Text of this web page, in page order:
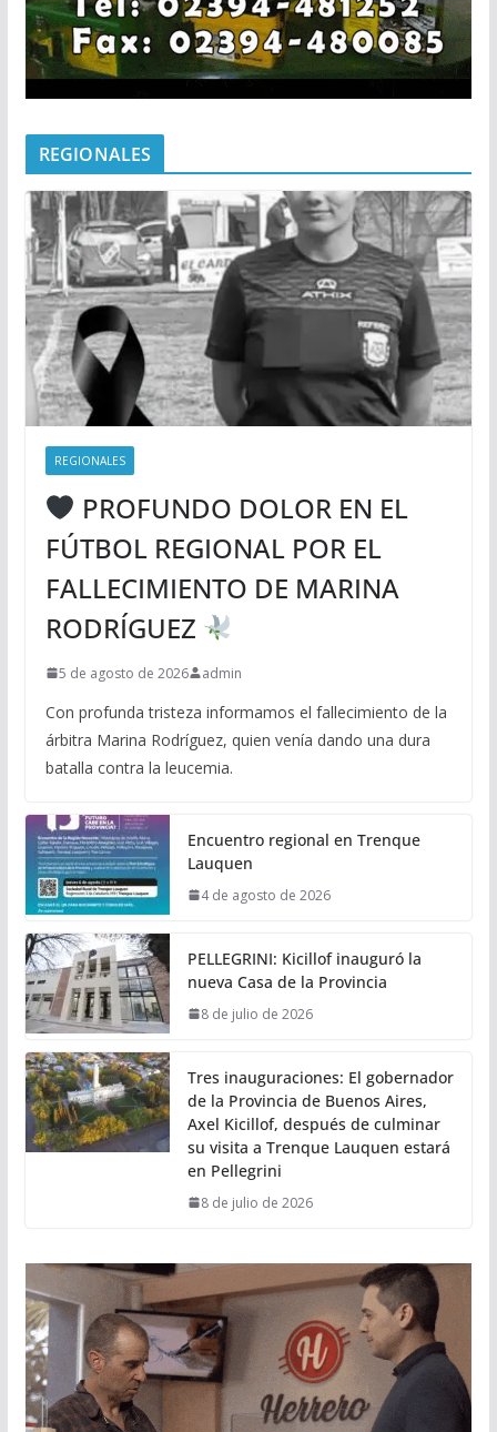
REGIONALES
REGIONALES
PROFUNDO DOLOR EN EL
FÚTBOL REGIONAL POR EL
FALLECIMIENTO DE MARINA
RODRÍGUEZ
5 de agosto de 2026 admin
Con profunda tristeza informamos el fallecimiento de la
árbitra Marina Rodríguez, quien venía dando una dura
batalla contra la leucemia.
Encuentro regional en Trenque
Lauquen
4 de agosto de 2026
PELLEGRINI: Kicillof inauguró la
nueva Casa de la Provincia
8 de julio de 2026
Tres inauguraciones: El gobernador
de la Provincia de Buenos Aires,
Axel Kicillof, después de culminar
su visita a Trenque Lauquen estará
en Pellegrini
8 de julio de 2026